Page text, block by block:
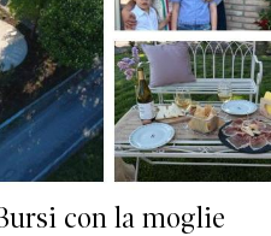
con la moglie